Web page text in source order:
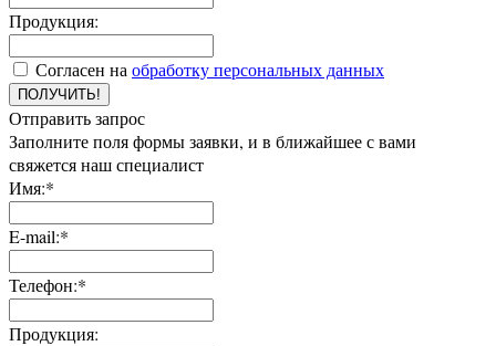
Продукция:
Согласен на обработку персональных данных
ПОЛУЧИТЬ!
Отправить запрос
Заполните поля формы заявки, и в ближайшее с вами
свяжется наш специалист
Имя:*
E-mail:*
Телефон:*
Продукция: